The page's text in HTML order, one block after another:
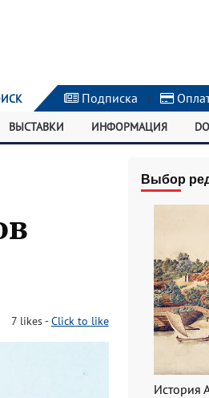
Подписка |
ВЫСТАВКИ ИНФОРМАЦИЯ
7likes-Click to like
Выбор
История